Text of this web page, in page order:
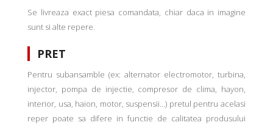
Se livreaza exact piesa comandata, chiar daca in imagine
sunt si alte repere.
PRET
Pentru subansamble (ex: alternator electromotor, turbina,
injector, pompa de injectie, compresor de clima, hayon,
interior, usa, haion, motor, suspensii...) pretul pentru acelasi
reper poate sa difere in functie de calitatea produsului